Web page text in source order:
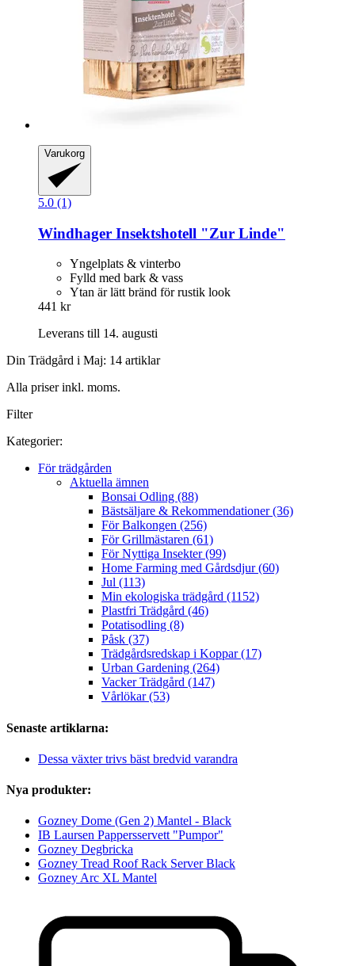
Varukorg
5.0 (1)
Windhager Insektshotell "Zur Linde"
Yngelplats & vinterbo
Fylld med bark & vass
Ytan är lätt bränd för rustik look
441 kr
Leverans till 14. augusti
Din Trädgård i Maj: 14 artiklar
Alla priser inkl. moms.
Filter
Kategorier:
För trädgården
Aktuella ämnen
Bonsai Odling (88)
Bästsäljare & Rekommendationer (36)
För Balkongen (256)
För Grillmästaren (61)
För Nyttiga Insekter (99)
Home Farming med Gårdsdjur (60)
Jul (113)
Min ekologiska trädgård (1152)
Plastfri Trädgård (46)
Potatisodling (8)
Påsk (37)
Trädgårdsredskap i Koppar (17)
Urban Gardening (264)
Vacker Trädgård (147)
Vårlökar (53)
Senaste artiklarna:
Dessa växter trivs bäst bredvid varandra
Nya produkter:
Gozney Dome (Gen 2) Mantel - Black
IB Laursen Pappersservett "Pumpor"
Gozney Degbricka
Gozney Tread Roof Rack Server Black
Gozney Arc XL Mantel